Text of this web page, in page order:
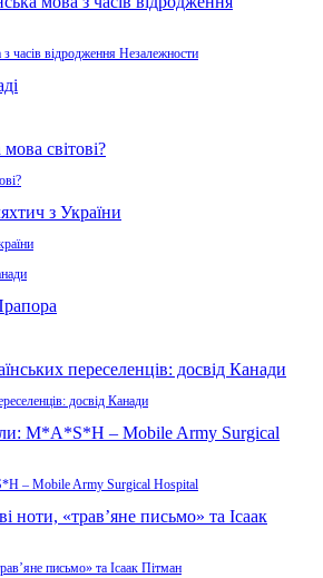
часів відродження Незалежности
досвід Канади
– Mobile Army Surgical Hospital
письмо» та Ісаак Пітман